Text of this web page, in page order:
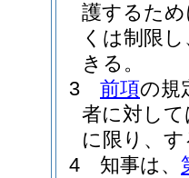
護するた
くは制限
きる。
3
前項の規
者に対し
に限り、
4
知事は、